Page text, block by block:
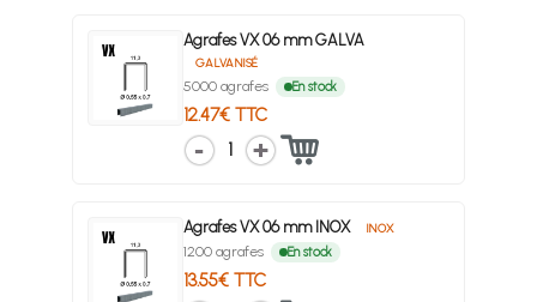
Agrafes VX 06 mm GALVA
GALVANISÉ
5000 agrafes En stock
12.47€ TTC
1
Agrafes VX 06 mm INOX INOX
1200 agrafes En stock
13.55€ TTC